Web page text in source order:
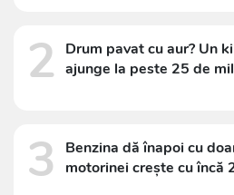
2
Drum pavat cu aur? Un
ajunge la peste 25 de
3
Benzina dă înapoi cu
motorinei crește cu încă